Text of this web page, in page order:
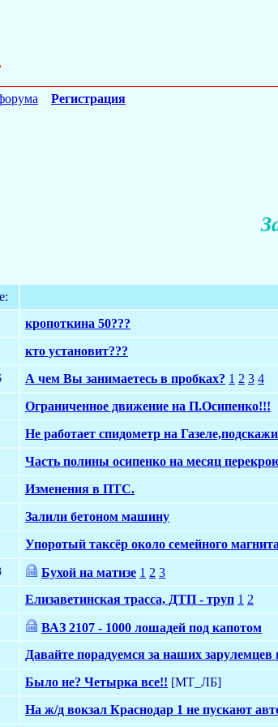
Регистрация
кропоткина 50???
кто установит???
А чем Вы занимаетесь в пробках? 1 2 3 4
Ограниченное движение на П.Осипенко!!!
Не работает спидометр на
Часть полины осипенко на месяц
Изменения в ПТС.
Залили бетоном машину
Упоротый таксёр около семейного магнита
Бухой на матизе 1 2 3
Елизаветинская трасса, ДТП - труп 1 2
ВАЗ 2107 - 1000 лошадей под капотом
Давайте порадуемся за наших
Было не? Четырка все!! [МТ_ЛБ]
На ж/д вокзал Краснодар 1 не пускают